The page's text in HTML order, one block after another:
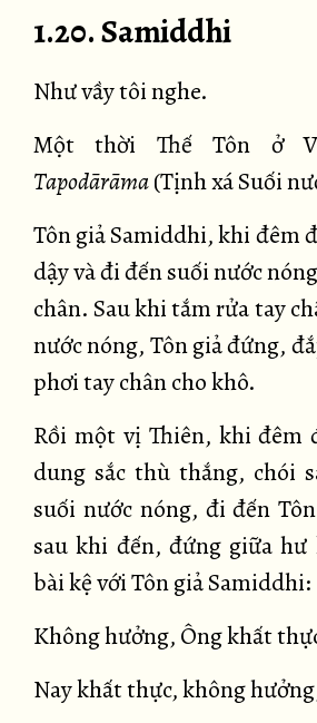
1.20. Samiddhi
Như vầy tôi nghe.
Một thời Thế Tôn ở
Tapodārāma(Tịnh xá Suối
Tôn giả Samiddhi, khi đêm
dậy và đi đến suối nước
chân. Sau khi tắm rửa tay
nước nóng, Tôn giả đứng,
phơi tay chân cho khô.
Rồi một vị Thiên, khi đêm
dung sắc thù thắng, chói
suối nước nóng, đi đến
sau khi đến, đứng giữa
bài kệ với Tôn giả Samiddhi:
Không hưởng, Ông khất
Nay khất thực, không